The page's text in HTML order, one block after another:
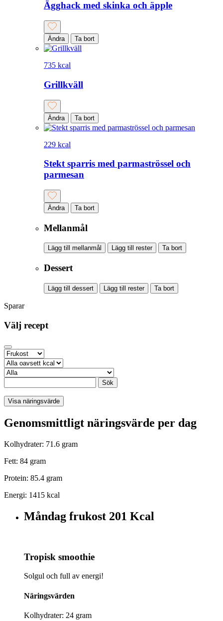
Ägghack med skinka och äpple
Ändra Ta bort
735 kcal
Grillkväll
Ändra Ta bort
229 kcal
Stekt sparris med parmaströssel och
parmesan
Ändra Ta bort
Mellanmål
Lägg till mellanmål Lägg till rester Ta bort
Dessert
Lägg till dessert Lägg till rester Ta bort
Sparar
Välj recept
Sök
Visa näringsvärde
Genomsmittligt näringsvärde per dag
Kolhydrater: 71.6 gram
Fett: 84 gram
Protein: 85.4 gram
Energi: 1415 kcal
Måndag frukost 201 Kcal
Tropisk smoothie
Solgul och full av energi!
Näringsvärden
Kolhydrater: 24 gram